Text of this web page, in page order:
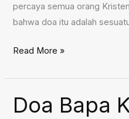
percaya semua orang
bahwa doa itu adalah
Kebutuhan
Berdoa,
18
Agustus
Read More »
Doa Bapa